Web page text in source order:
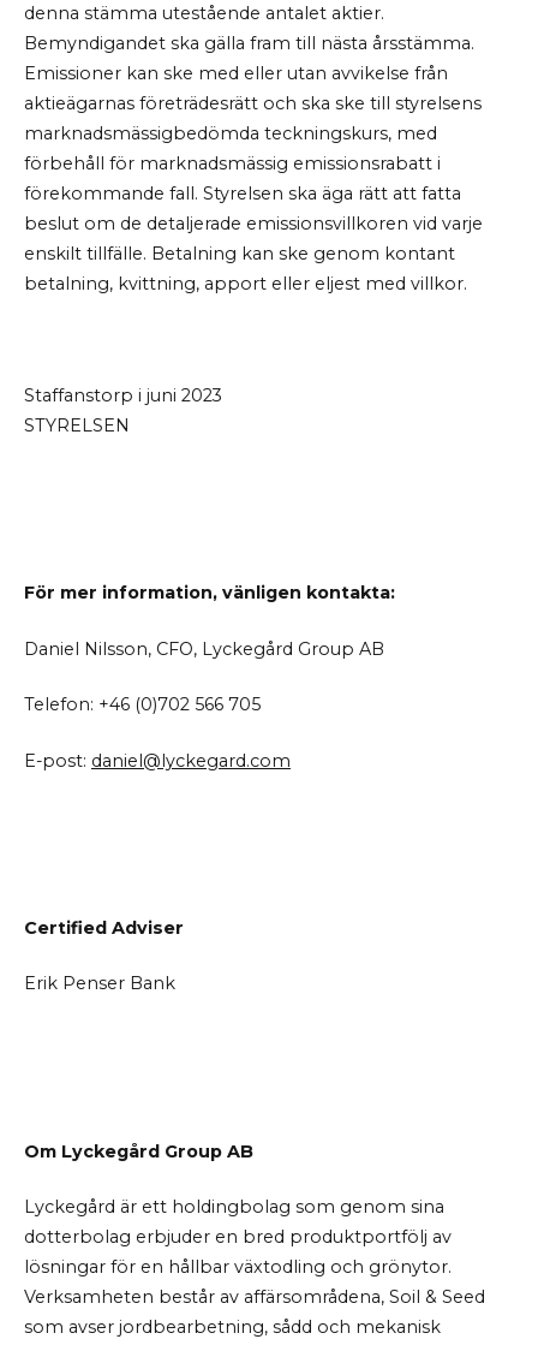
denna stämma utestående antalet aktier.
Bemyndigandet ska gälla fram till nästa årsstämma.
Emissioner kan ske med eller utan avvikelse från
aktieägarnas företrädesrätt och ska ske till styrelsens
marknadsmässigbedömda teckningskurs, med
förbehåll för marknadsmässig emissionsrabatt i
förekommande fall. Styrelsen ska äga rätt att fatta
beslut om de detaljerade emissionsvillkoren vid varje
enskilt tillfälle. Betalning kan ske genom kontant
betalning, kvittning, apport eller eljest med villkor.
Staffanstorp i juni 2023
STYRELSEN
För mer information, vänligen kontakta:
Daniel Nilsson, CFO, Lyckegård Group AB
Telefon: +46 (0)702 566 705
E-post: daniel@lyckegard.com
Certified Adviser
Erik Penser Bank
Om Lyckegård Group AB
Lyckegård är ett holdingbolag som genom sina
dotterbolag erbjuder en bred produktportfölj av
lösningar för en hållbar växtodling och grönytor.
Verksamheten består av affärsområdena, Soil & Seed
som avser jordbearbetning, sådd och mekanisk